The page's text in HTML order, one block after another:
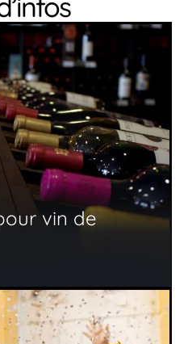
vin de